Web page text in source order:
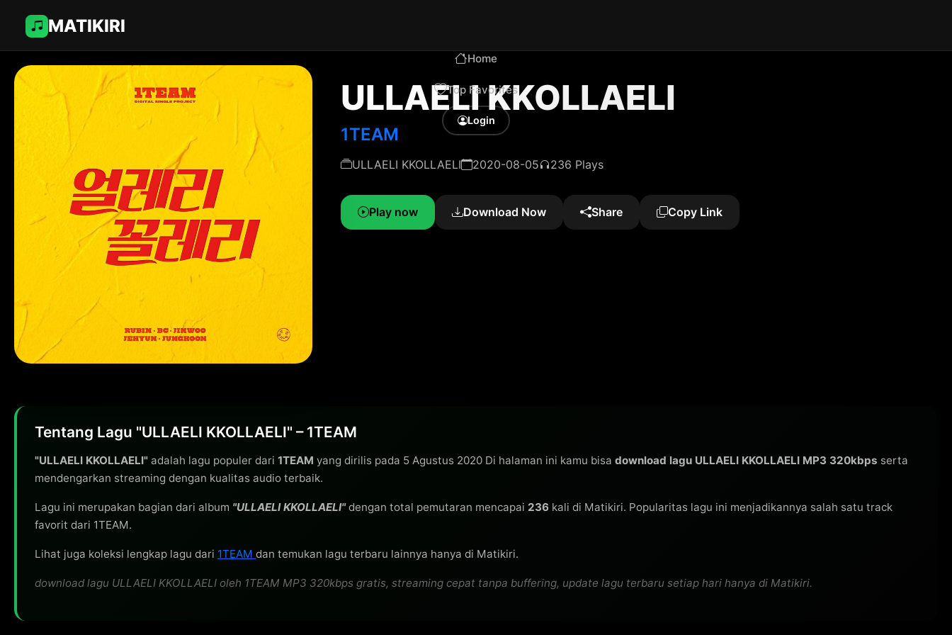
MATIKIRI
Home
Top Favorites
Login
ULLAELI KKOLLAELI
1TEAM
ULLAELI KKOLLAELI 2020-08-05 236 Plays
Play now Download Now Share Copy Link
Tentang Lagu "ULLAELI KKOLLAELI" – 1TEAM
"ULLAELI KKOLLAELI" adalah lagu populer dari 1TEAM yang dirilis pada 5 Agustus 2020 Di halaman ini kamu bisa download lagu ULLAELI KKOLLAELI MP3 320kbps serta
mendengarkan streaming dengan kualitas audio terbaik.
Lagu ini merupakan bagian dari album "ULLAELI KKOLLAELI"dengan total pemutaran mencapai 236 kali di Matikiri. Popularitas lagu ini menjadikannya salah satu track
favorit dari 1TEAM.
Lihat juga koleksi lengkap lagu dari 1TEAM dan temukan lagu terbaru lainnya hanya di Matikiri.
download lagu ULLAELI KKOLLAELI oleh 1TEAM MP3 320kbps gratis, streaming cepat tanpa buffering, update lagu terbaru setiap hari hanya di Matikiri.